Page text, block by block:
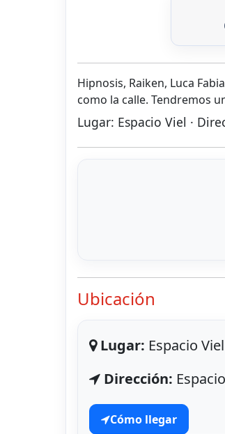
Hipnosis, Raiken, Luca
como la calle. Tendremos
Lugar: Espacio Viel ·
Ubicación
Lugar: Espacio Viel
Dirección:
Cómo llegar